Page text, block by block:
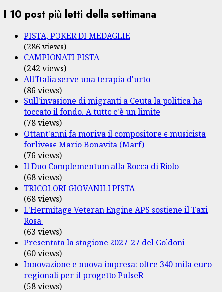
I 10 post più letti della settimana
PISTA, POKER DI MEDAGLIE
(286 views)
CAMPIONATI PISTA
(242 views)
All'Italia serve una terapia d'urto
(86 views)
Sull'invasione di migranti a Ceuta la politica ha
toccato il fondo. A tutto c'è un limite
(78 views)
Ottant'anni fa moriva il compositore e musicista
forlivese Mario Bonavita (Marf)
(76 views)
Il Duo Complementum alla Rocca di Riolo
(68 views)
TRICOLORI GIOVANILI PISTA
(68 views)
L'Hermitage Veteran Engine APS sostiene il Taxi
Rosa
(63 views)
Presentata la stagione 2027-27 del Goldoni
(60 views)
Innovazione e nuova impresa: oltre 340 mila euro
regionali per il progetto PulseR
(58 views)